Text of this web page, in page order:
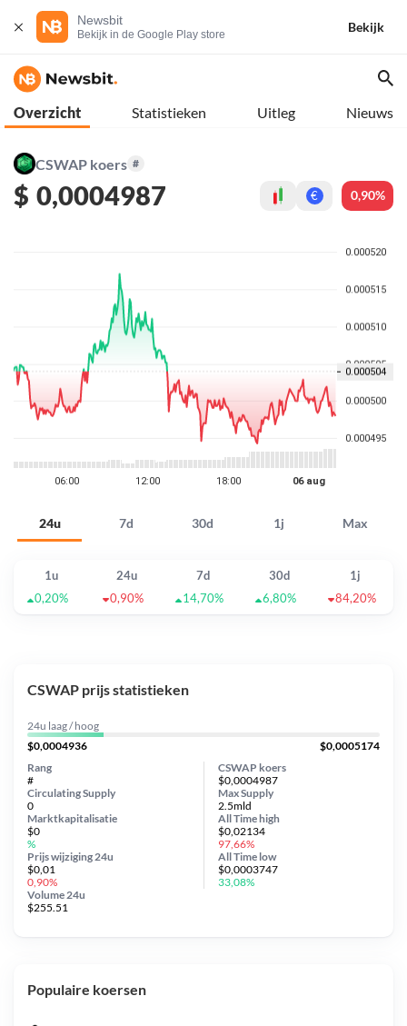
Newsbit
Bekijk in de Google Play store
Bekijk
Overzicht Statistieken Uitleg Nieuws
CSWAP koers #
$ 0,0004987 € 0,90%
24u 7d 30d 1j Max
1u 24u 7d 30d
1j
0,20%
0,90% 14,70% 6,80% 84,20%
CSWAP prijs statistieken
24u laag / hoog
$0,0004936
$0,0005174
CSWAP koers
$0,0004987
Circulating Supply
0
Prijs wijziging 24u
$0,01
0,90%
Max Supply
2.5mld
Marktkapitalisatie
$0
%
Volume 24u
$255.51
Rang
#
All Timehigh
$0,02134
97,66%
All Time low
$0,0003747
33,08%
Populaire koersen